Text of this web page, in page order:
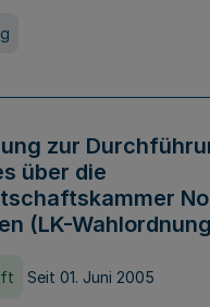
zur
über die
(LK-
Seit 01. Juni 2005